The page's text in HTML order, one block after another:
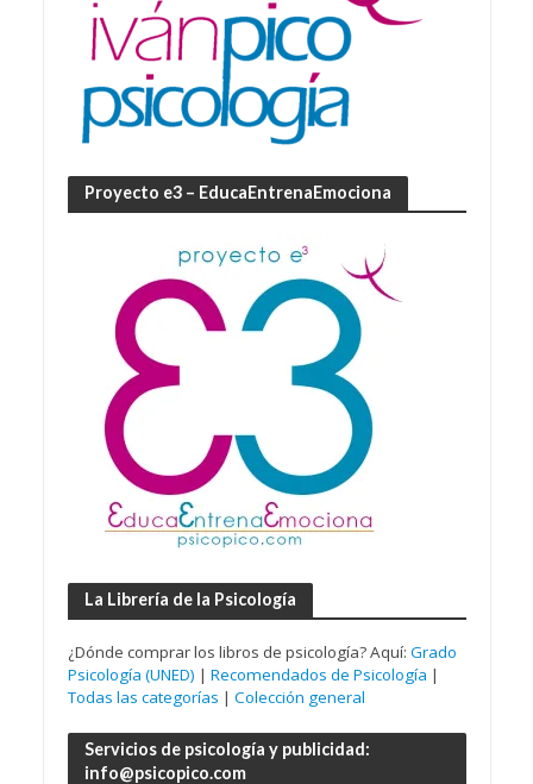
Proyecto e3 – EducaEntrenaEmociona
La Librería de la Psicología
¿Dónde comprar los libros de psicología? Aquí: Grado
Psicología (UNED) | Recomendados de Psicología |
Todas las categorías | Colección general
Servicios de psicología y publicidad:
info@psicopico.com